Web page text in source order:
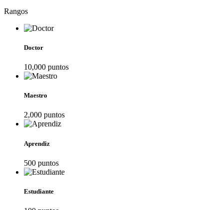
Rangos
Doctor
10,000 puntos
Maestro
2,000 puntos
Aprendiz
500 puntos
Estudiante